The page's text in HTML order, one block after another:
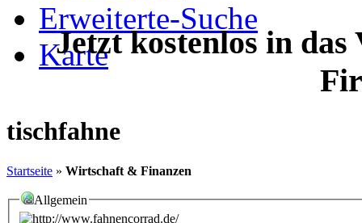
Erweiterte-Suche
Karte
Jetzt kostenlos in
tischfahne
Startseite » Wirtschaft & Finanzen
Allgemein